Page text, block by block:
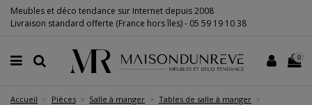
Meubles et déco tendance sur Internet depuis 2008
Livraison standard offerte (France hors îles) - 05 59 19 10 38
0
Accueil Pièces Salle à manger
Tables de salle à manger